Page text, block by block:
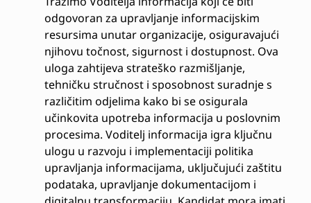
odgovoran za upravljanje informacijskim
resursima unutar organizacije, osiguravajući
njihovu točnost, sigurnost i dostupnost. Ova
uloga zahtijeva strateško razmišljanje,
tehničku stručnost i sposobnost suradnje s
različitim odjelima kako bi se osigurala
učinkovita upotreba informacija u poslovnim
procesima. Voditelj informacija igra ključnu
ulogu u razvoju i implementaciji politika
upravljanja informacijama, uključujući zaštitu
podataka, upravljanje dokumentacijom i